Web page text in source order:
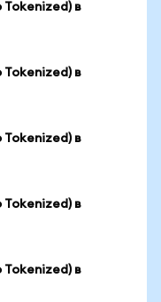
Tokenized) в
Tokenized) в
Tokenized) в
Tokenized) в
Tokenized) в